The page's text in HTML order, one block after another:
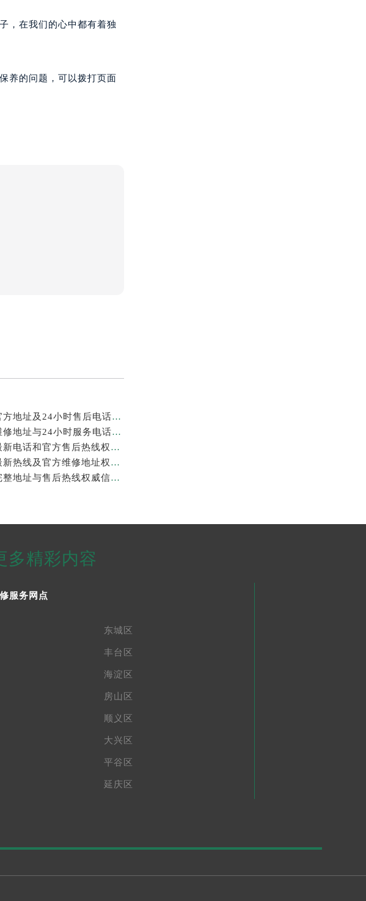
，在我们的心中都有着独
养的问题，可以拨打页面
北京劳力士官方售后服务中心｜官方地址及24小时售后电话权威信息公示（2026年7月最新）
北京劳力士官方售后服务中心｜维修地址与24小时服务电话权威信息公示（2026年7月最新）
北京劳力士官方售后服务中心｜最新电话和官方售后热线权威信息公示（2026年7月最新）
北京劳力士官方售后服务中心｜最新热线及官方维修地址权威信息公示（2026年7月最新）
北京劳力士官方售后服务中心｜完整地址与售后热线权威信息公示（2026年6月最新）
多精彩内容
服务网点
东城区
丰台区
海淀区
房山区
顺义区
大兴区
平谷区
延庆区